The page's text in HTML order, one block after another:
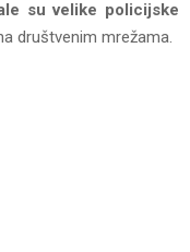
su velike policijske
društvenim mrežama.